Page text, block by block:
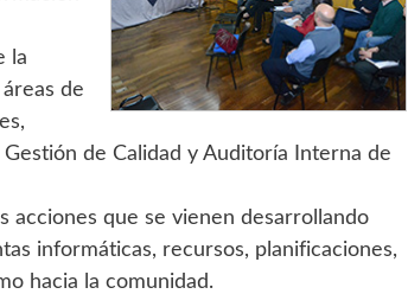
la
de
de Calidad y Auditoría Interna de
acciones que se vienen desarrollando
informáticas, recursos, planificaciones,
hacia la comunidad.